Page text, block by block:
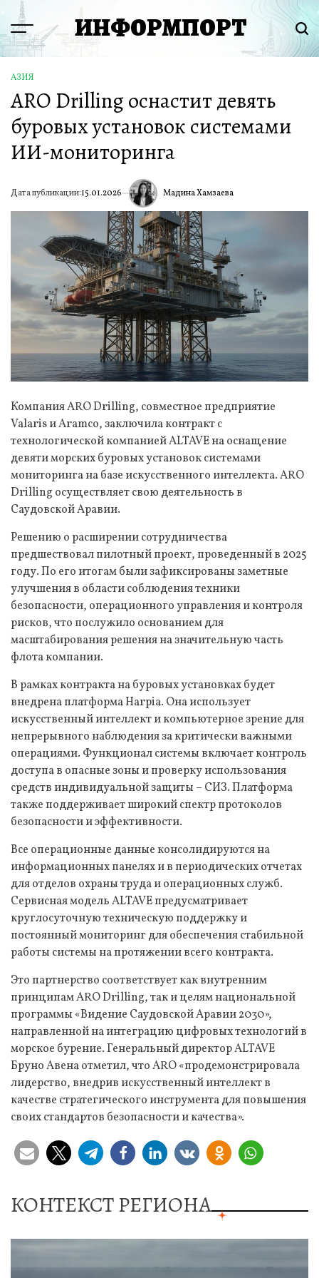
Перейти
содержимому
Menu ИНФОРМПОРТ
ОПУБЛИКОВАНО
В
АЗИЯ
ARO Drilling оснастит девять
буровых установок системами
ИИ-мониторинга
Дата публикации:15.01.2026 ИА Мадина Хамзаева
Компания ARO Drilling, совместное предприятие
Valaris и Aramco, заключила контракт с
технологической компанией ALTAVE на оснащение
девяти морских буровых установок системами
мониторинга на базе искусственного интеллекта. ARO
Drilling осуществляет свою деятельность в
Саудовской Аравии.
Решению о расширении сотрудничества
предшествовал пилотный проект, проведенный в 2025
году. По его итогам были зафиксированы заметные
улучшения в области соблюдения техники
безопасности, операционного управления и контроля
рисков, что послужило основанием для
масштабирования решения на значительную часть
флота компании.
В рамках контракта на буровых установках будет
внедрена платформа Harpia. Она использует
искусственный интеллект и компьютерное зрение для
непрерывного наблюдения за критически важными
операциями. Функционал системы включает контроль
доступа в опасные зоны и проверку использования
средств индивидуальной защиты – СИЗ. Платформа
также поддерживает широкий спектр протоколов
безопасности и эффективности.
Все операционные данные консолидируются на
информационных панелях и в периодических отчетах
для отделов охраны труда и операционных служб.
Сервисная модель ALTAVE предусматривает
круглосуточную техническую поддержку и
постоянный мониторинг для обеспечения стабильной
работы системы на протяжении всего контракта.
Это партнерство соответствует как внутренним
принципам ARO Drilling, так и целям национальной
программы «Видение Саудовской Аравии 2030»,
направленной на интеграцию цифровых технологий в
морское бурение. Генеральный директор ALTAVE
Бруно Авена отметил, что ARO «продемонстрировала
лидерство, внедрив искусственный интеллект в
качестве стратегического инструмента для повышения
своих стандартов безопасности и качества».
КОНТЕКСТ РЕГИОНА